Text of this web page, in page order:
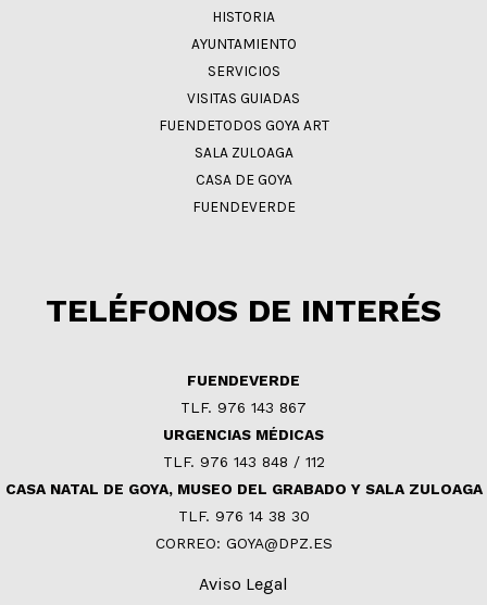
HISTORIA
AYUNTAMIENTO
SERVICIOS
VISITAS GUIADAS
FUENDETODOS GOYA ART
SALA ZULOAGA
CASA DE GOYA
FUENDEVERDE
TELÉFONOS DE INTERÉS
FUENDEVERDE
TLF. 976 143 867
URGENCIAS MÉDICAS
TLF. 976 143 848 / 112
CASA NATAL DE GOYA, MUSEO DEL GRABADO Y SALA ZULOAGA
TLF. 976 14 38 30
CORREO: GOYA@DPZ.ES
Aviso Legal